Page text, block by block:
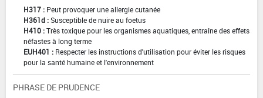
H317 : Peut provoquer une allergie cutanée
H361d :Susceptible de nuire au foetus
H410 :Très toxique pour les organismes aquatiques, entraîne des effets
néfastes à long terme
EUH401 : Respecter les instructions d'utilisation pour éviter les risques
pour la santé humaine et l'environnement
PHRASE DE PRUDENCE